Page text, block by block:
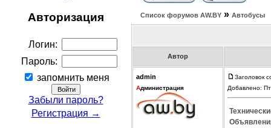
Авторизация
Логин:
Пароль:
запомнить меня
Забыли пароль?
Регистрация →
Список форумов АW.BY » Автобусы
Автор
admin
Администрация
Заголовок
Добавлено: